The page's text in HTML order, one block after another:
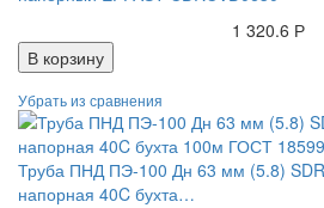
1 320.6 Р
В корзину
Труба ПНД ПЭ-100 Дн 63 мм (5.8)
напорная 40C бухта…